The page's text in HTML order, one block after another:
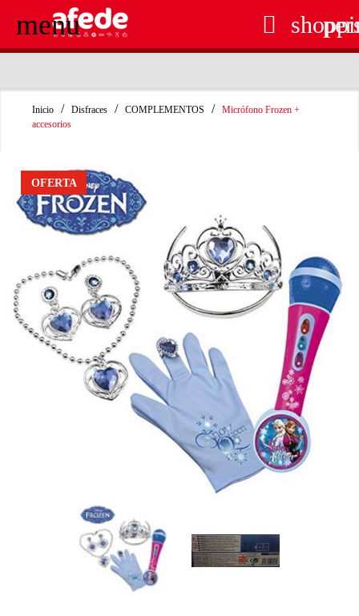
menu 
Inicio Disfraces COMPLEMENTOS
Micrófono Frozen +
accesorios
OFERTA